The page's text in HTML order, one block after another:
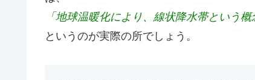
「地球温暖化により、線状降水帯という
というのが実際の所でしょう。